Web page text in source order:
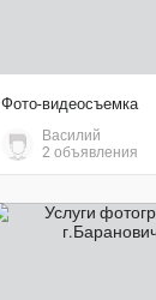
Фото-видеосъемка
Василий
2 объявления